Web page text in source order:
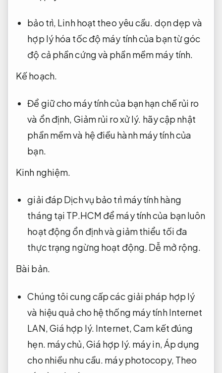
bảo trì, Linh hoạt theo yêu cầu. dọn dẹp và
hợp lý hóa tốc độ máy tính của bạn từ góc
độ cả phần cứng và phần mềm máy tính.
Kế hoạch.
Để giữ cho máy tính của bạn hạn chế rủi ro
và ổn định, Giảm rủi ro xử lý. hãy cập nhật
phần mềm và hệ điều hành máy tính của
bạn.
Kinh nghiệm.
giải đáp Dịch vụ bảo trì máy tính hàng
tháng tại TP.HCM để máy tính của bạn luôn
hoạt động ổn định và giảm thiểu tối đa
thực trạng ngừng hoạt động. Dễ mở rộng.
Bài bản.
Chúng tôi cung cấp các giải pháp hợp lý
và hiệu quả cho hệ thống máy tính Internet
LAN,Giá hợp lý. Internet,Cam kết đúng
hẹn. máy chủ,Giá hợp lý. máy in,Áp dụng
cho nhiều nhu cầu. máy photocopy, Theo